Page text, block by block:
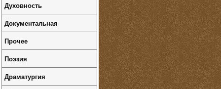
Духовность
Документальная
Прочее
Поэзия
Драматургия